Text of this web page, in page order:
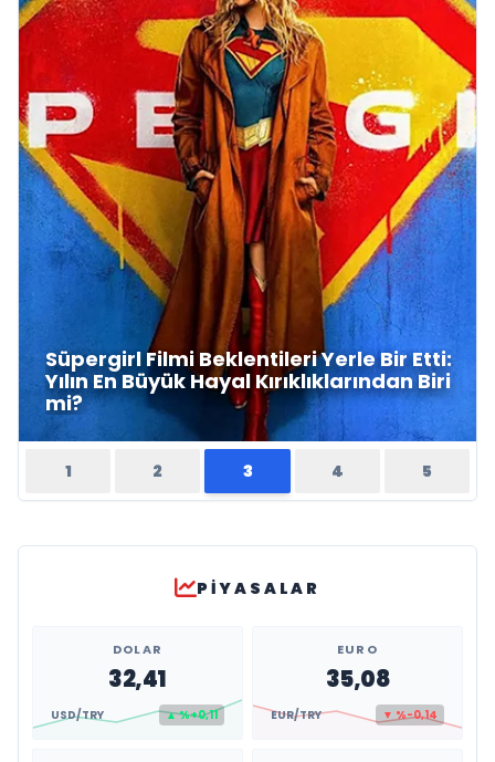
Ayşen İnci'nin "Pisikolojik Öyküler" adlı
yeni kitabı raflardaki yerini aldı
1 2 3 4 5
PIYASALAR
DOLAR
32,41
USD/TRY ▲ %+0,11
EURO
35,08
EUR/TRY ▼ %-0,14